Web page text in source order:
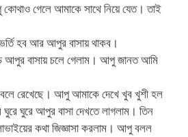
গেলে আমাকে সাথে নিয়ে যেত। তাই
হব আর আপুর বাসায় থাকব।
আপুর বাসায় চলে গেলাম। আপু জানত আমি
রেখেছে। আপু আমাকে দেখে খুব খুশী হল
ঘুরে আপুর বাসা দেখতে লাগলাম। তিন
কথা জিজ্ঞাসা করলাম। আপু বলল